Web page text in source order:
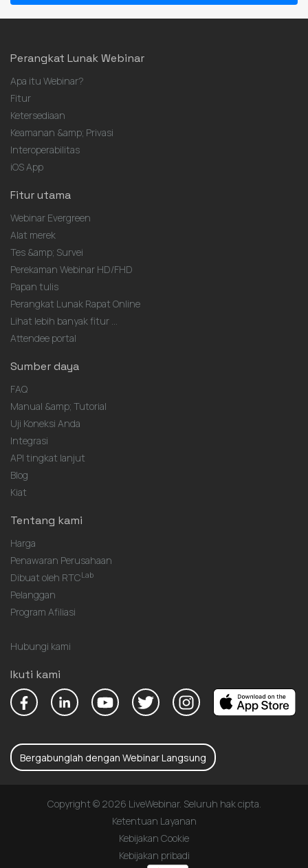
Perangkat Lunak Webinar
Apa itu Webinar?
Fitur
Ketersediaan
Keamanan &amp; Privasi
Interoperabilitas
iOS App
Fitur utama
Webinar Evergreen
Alat merek
Tes &amp; Survei
Perekaman Webinar HD/FHD
Papan tulis
Perangkat Lunak Rapat Online
Lihat lebih banyak fitur ...
Attendee portal
Sumber daya
FAQ
Manual &amp; Tutorial
Uji Koneksi Anda
Integrasi
API tingkat lanjut
Blog
Kiat
Tentang kami
Harga
Penawaran Perusahaan
Dibuat oleh RTCLab
Pelanggan
Program Afiliasi
Hubungi kami
Ikuti kami
Bergabunglah dengan Webinar Langsung
Copyright © 2026 LiveWebinar. Seluruh hak cipta.
Ketentuan Layanan
Kebijakan Cookie
Kebijakan pribadi